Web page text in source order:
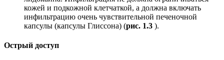
кожей и подкожной клетчаткой, а должна включать
инфильтрацию очень чувствительной печеночной
капсулы (капсулы Глиссона) (рис. 1.3 ).
Острый доступ